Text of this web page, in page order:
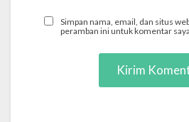
Simpan nama, email, dan situs
peramban ini untuk komentar